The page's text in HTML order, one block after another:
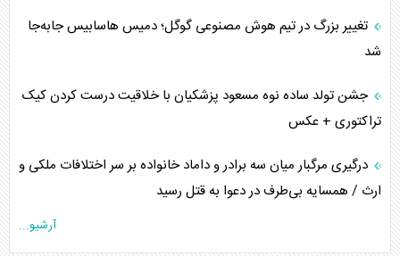
تغییر بزرگ در تیم هوش مصنوعی گوگل؛ دمیس هاسابیس جابه‌جا
شد
جشن تولد ساده نوه مسعود پزشکیان با خلاقیت درست کردن کیک
تراکتوری + عکس
درگیری مرگبار میان سه برادر و داماد خانواده بر سر اختلافات ملکی و
ارث / همسایه بی‌طرف در دعوا به قتل رسید
آرشیو...